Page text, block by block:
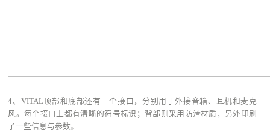
4、VITAL顶部和底部还有三个接口，分别用于外接音箱、耳机和麦克
风。每个接口上都有清晰的符号标识；背部则采用防滑材质，另外印刷
了一些信息与参数。